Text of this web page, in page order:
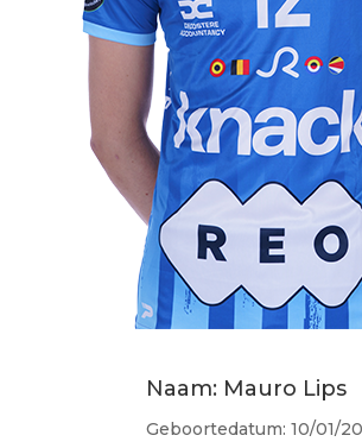
Naam: Mauro Lips
Geboortedatum: 10/01/